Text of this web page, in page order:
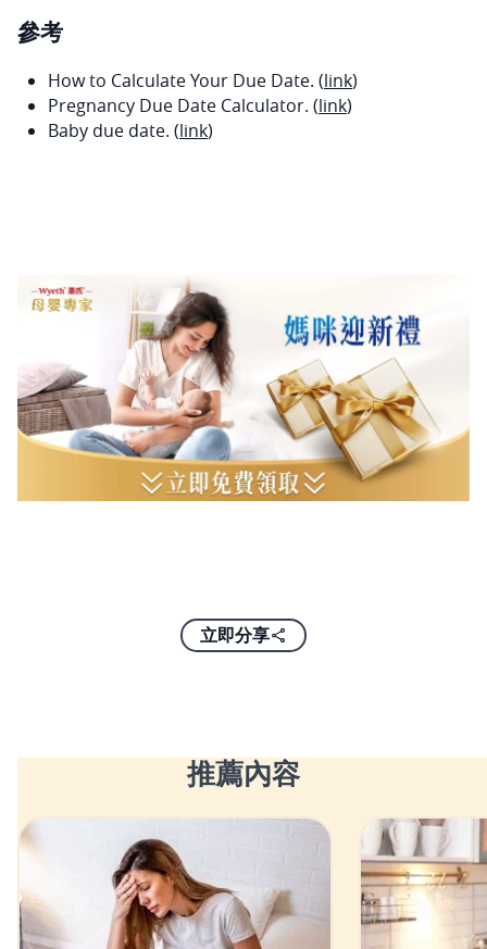
參考
How to Calculate Your Due Date. (link)
Pregnancy Due Date Calculator. (link)
Baby due date. (link)
立即分享
推薦內容